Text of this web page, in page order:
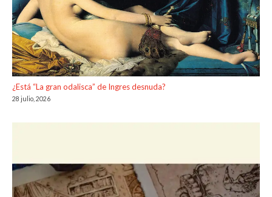
¿Está “La gran odalisca” de Ingres desnuda?
28 julio, 2026